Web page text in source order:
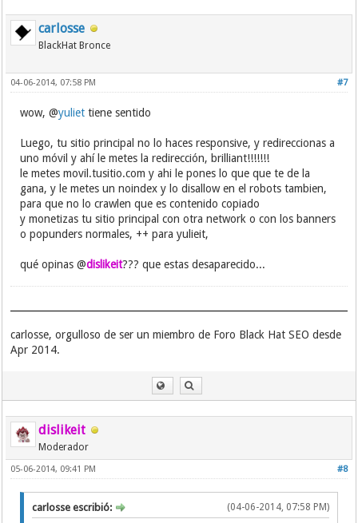
carlosse
BlackHat Bronce
#7
04-06-2014, 07:58 PM
wow, @yuliet tiene sentido
Luego, tu sitio principal no lo haces responsive, y redireccionas a
uno móvil y ahí le metes la redirección, brilliant!!!!!!!
le metes movil.tusitio.com y ahi le pones lo que que te de la
gana, y le metes un noindex y lo disallow en el robots tambien,
para que no lo crawlen que es contenido copiado
y monetizas tu sitio principal con otra network o con los banners
o popunders normales, ++ para yulieit,
qué opinas @dislikeit??? que estas desaparecido...
carlosse, orgulloso de ser un miembro de Foro Black Hat SEO desde
Apr 2014.
dislikeit
Moderador
#8
05-06-2014, 09:41 PM
(04-06-2014, 07:58 PM)
carlosse escribió: